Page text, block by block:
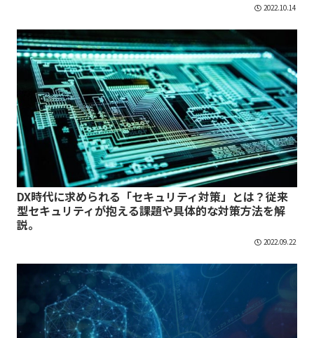
2022.10.14
DX時代に求められる「セキュリティ対策」とは？従来
型セキュリティが抱える課題や具体的な対策方法を解
説。
2022.09.22